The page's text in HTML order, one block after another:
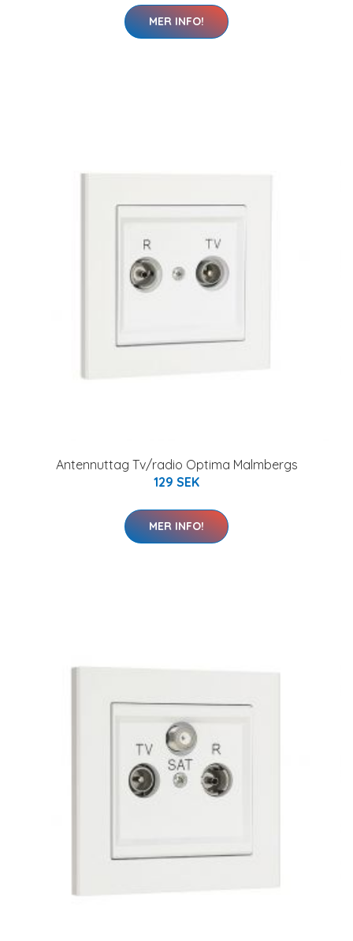
MER INFO!
Antennuttag Tv/radio Optima Malmbergs
129 SEK
MER INFO!